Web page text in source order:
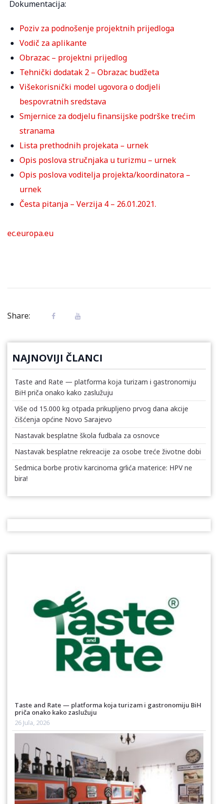
Dokumentacija:
Poziv za podnošenje projektnih prijedloga
Vodič za aplikante
Obrazac – projektni prijedlog
Tehnički dodatak 2 – Obrazac budžeta
Višekorisnički model ugovora o dodjeli
bespovratnih sredstava
Smjernice za dodjelu finansijske podrške trećim
stranama
Lista prethodnih projekata – urnek
Opis poslova stručnjaka u turizmu – urnek
Opis poslova voditelja projekta/koordinatora –
urnek
Česta pitanja – Verzija 4 – 26.01.2021.
ec.europa.eu
Share:
NAJNOVIJI ČLANCI
Taste and Rate — platforma koja turizam i gastronomiju
BiH priča onako kako zaslužuju
Više od 15.000 kg otpada prikupljeno prvog dana akcije
čišćenja općine Novo Sarajevo
Nastavak besplatne škola fudbala za osnovce
Nastavak besplatne rekreacije za osobe treće životne dobi
Sedmica borbe protiv karcinoma grlića materice: HPV ne
bira!
Taste and Rate — platforma koja turizam i gastronomiju BiH
priča onako kako zaslužuju
26 Jula, 2026